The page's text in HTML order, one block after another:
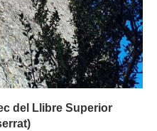
del Llibre Superior